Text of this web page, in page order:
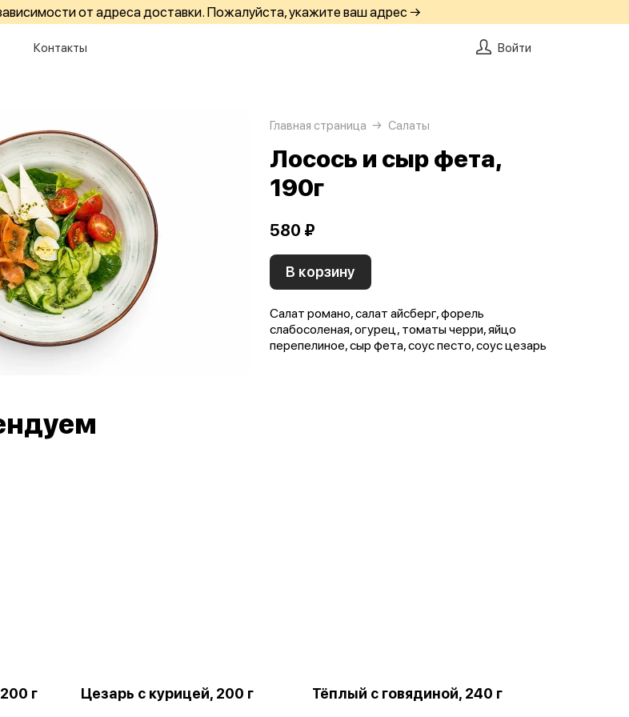
от адреса доставки. Пожалуйста, укажите ваш адрес →
Контакты Войти
Главная страница Салаты
Лосось и сыр фета,
190г
580 ₽
В корзину
Салат романо, салат айсберг, форель
слабосоленая, огурец, томаты черри, яйцо
перепелиное, сыр фета, соус песто, соус цезарь
г Цезарь с курицей, 200 г Тёплый с говядиной, 240 г